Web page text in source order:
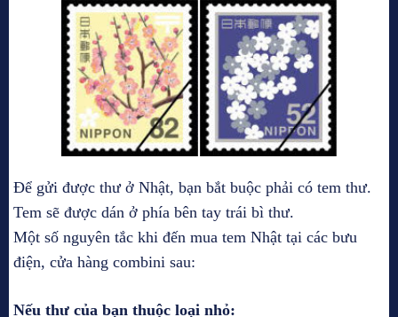
Để gửi được thư ở Nhật, bạn bắt buộc phải có tem thư.
Tem sẽ được dán ở phía bên tay trái bì thư.
Một số nguyên tắc khi đến mua tem Nhật tại các bưu
điện, cửa hàng combini sau:
Nếu thư của bạn thuộc loại nhỏ: